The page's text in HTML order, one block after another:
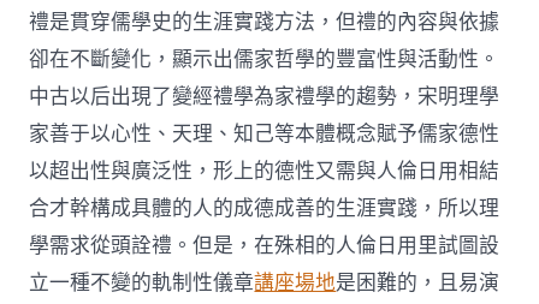
禮是貫穿儒學史的生涯實踐方法，但禮的內容與依據
卻在不斷變化，顯示出儒家哲學的豐富性與活動性。
中古以后出現了變經禮學為家禮學的趨勢，宋明理學
家善于以心性、天理、知己等本體概念賦予儒家德性
以超出性與廣泛性，形上的德性又需與人倫日用相結
合才幹構成具體的人的成德成善的生涯實踐，所以理
學需求從頭詮禮。但是，在殊相的人倫日用里試圖設
立一種不變的軌制性儀章講座場地是困難的，且易演